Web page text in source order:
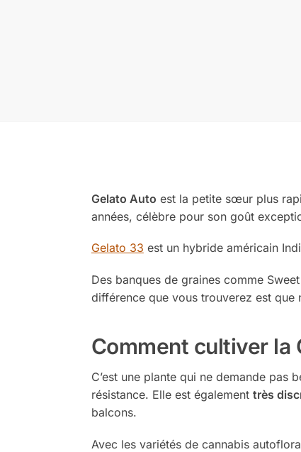
Gelato Auto est la petite sœur plus
années, célèbre pour son goût
Gelato 33 est un hybride américain
Des banques de graines comme
différence que vous trouverez est que
Comment cultiver la
C’est une plante qui ne demande pas
résistance. Elle est également très
balcons.
Avec les variétés de cannabis